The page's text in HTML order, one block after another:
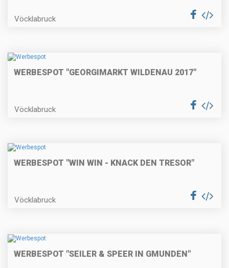
Vöcklabruck
WERBESPOT "GEORGIMARKT WILDENAU 2017"
Vöcklabruck
WERBESPOT "WIN WIN - KNACK DEN TRESOR"
Vöcklabruck
WERBESPOT "SEILER & SPEER IN GMUNDEN"